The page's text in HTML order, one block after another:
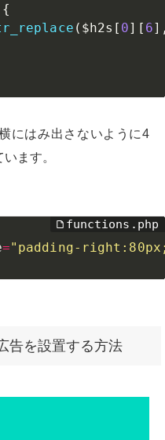
{
( $h2s [ 0] [ 6]
にはみ出さないように4
ます。
="padding-
告を設置する方法